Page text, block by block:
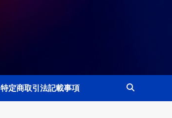
特定商取引法記載事項